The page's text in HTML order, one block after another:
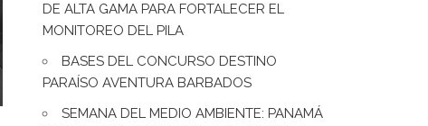
DE ALTA GAMA PARA FORTALECER EL
MONITOREO DEL PILA
BASES DEL CONCURSO DESTINO
PARAÍSO AVENTURA BARBADOS
SEMANA DEL MEDIO AMBIENTE: PANAMÁ